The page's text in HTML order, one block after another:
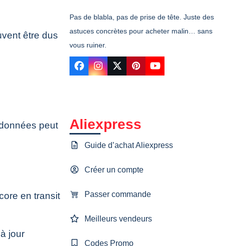
être dus
peut
en transit
jour
Pas de blabla, pas de prise de tête. Juste des
astuces concrètes pour acheter malin… sans
vous ruiner.
Facebook
Instagram
TwitterPinterestYouTube
Aliexpress
Guide d’achat Aliexpress
Créer un compte
Passer commande
Meilleurs vendeurs
Codes Promo